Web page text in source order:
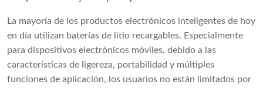
La mayoría de los productos electrónicos inteligentes de hoy
en día utilizan baterías de litio recargables. Especialmente
para dispositivos electrónicos móviles, debido a las
características de ligereza, portabilidad y múltiples
funciones de aplicación, los usuarios no están limitados por